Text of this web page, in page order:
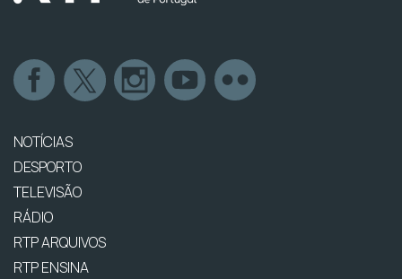
NOTÍCIAS
DESPORTO
TELEVISÃO
RÁDIO
RTP ARQUIVOS
RTP ENSINA